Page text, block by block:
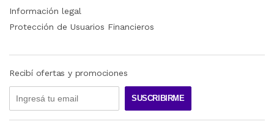
Información legal
Protección de Usuarios Financieros
Recibí ofertas y promociones
SUSCRIBIRME